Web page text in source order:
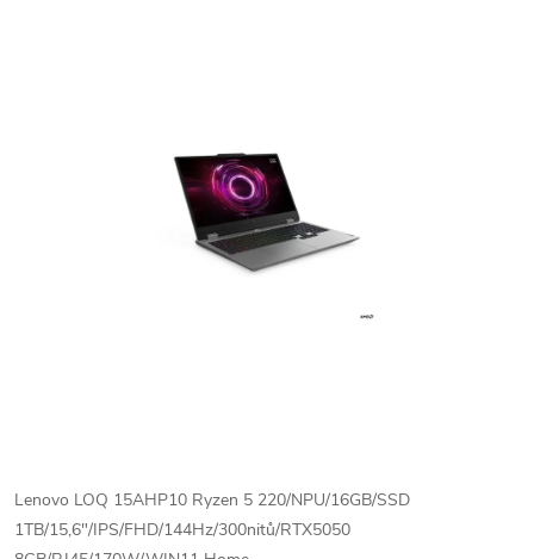
Lenovo LOQ 15AHP10 Ryzen 5 220/NPU/16GB/SSD
1TB/15,6"/IPS/FHD/144Hz/300nitů/RTX5050